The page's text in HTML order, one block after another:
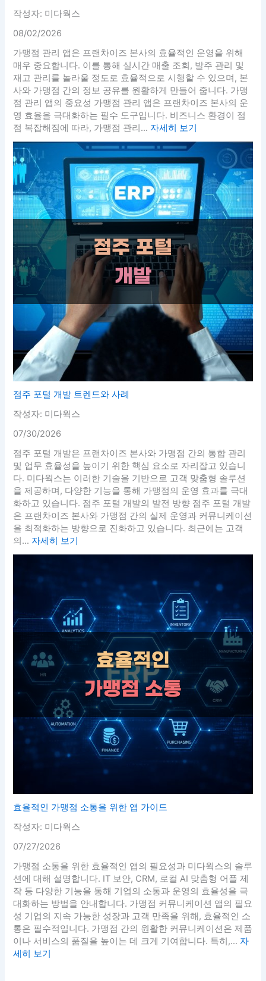
작성자: 미다웍스
08/02/2026
가맹점 관리 앱은 프랜차이즈 본사의 효율적인 운영을 위해
매우 중요합니다. 이를 통해 실시간 매출 조회, 발주 관리 및
재고 관리를 놀라울 정도로 효율적으로 시행할 수 있으며, 본
사와 가맹점 간의 정보 공유를 원활하게 만들어 줍니다. 가맹
점 관리 앱의 중요성 가맹점 관리 앱은 프랜차이즈 본사의 운
영 효율을 극대화하는 필수 도구입니다. 비즈니스 환경이 점
점 복잡해짐에 따라, 가맹점 관리... 자세히 보기
점주 포털 개발 트렌드와 사례
작성자: 미다웍스
07/30/2026
점주 포털 개발은 프랜차이즈 본사와 가맹점 간의 통합 관리
및 업무 효율성을 높이기 위한 핵심 요소로 자리잡고 있습니
다. 미다웍스는 이러한 기술을 기반으로 고객 맞춤형 솔루션
을 제공하며, 다양한 기능을 통해 가맹점의 운영 효과를 극대
화하고 있습니다. 점주 포털 개발의 발전 방향 점주 포털 개발
은 프랜차이즈 본사와 가맹점 간의 실제 운영과 커뮤니케이션
을 최적화하는 방향으로 진화하고 있습니다. 최근에는 고객
의... 자세히 보기
효율적인 가맹점 소통을 위한 앱 가이드
작성자: 미다웍스
07/27/2026
가맹점 소통을 위한 효율적인 앱의 필요성과 미다웍스의 솔루
션에 대해 설명합니다. IT 보안, CRM, 로컬 AI 맞춤형 어플 제
작 등 다양한 기능을 통해 기업의 소통과 운영의 효율성을 극
대화하는 방법을 안내합니다. 가맹점 커뮤니케이션 앱의 필요
성 기업의 지속 가능한 성장과 고객 만족을 위해, 효율적인 소
통은 필수적입니다. 가맹점 간의 원활한 커뮤니케이션은 제품
이나 서비스의 품질을 높이는 데 크게 기여합니다. 특히,... 자
세히 보기